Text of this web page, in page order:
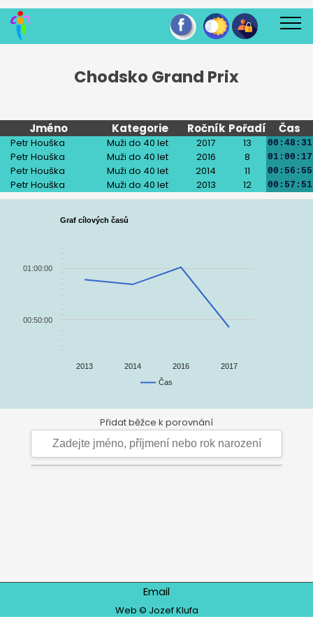
Chodsko Grand Prix
Jméno Kategorie Ročník Pořadí Čas
Petr Houška Muži do 40 let 2017 13 00:48:31
Petr Houška Muži do 40 let 2016 8 01:00:17
Petr Houška Muži do 40 let 2014 11 00:56:55
Petr Houška Muži do 40 let 2013 12 00:57:51
Graf cílových časů
Čas
2013 2014 2016 2017
00:50:00
01:00:00
Přidat běžce k porovnání
Email
Web © Jozef Klufa